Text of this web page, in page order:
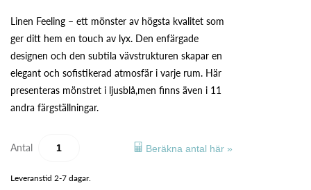
Linen Feeling – ett mönster av högsta kvalitet som
ger ditt hem en touch av lyx. Den enfärgade
designen och den subtila vävstrukturen skapar en
elegant och sofistikerad atmosfär i varje rum. Här
presenteras mönstret i ljusblå,men finns även i 11
andra färgställningar.
Antal Beräkna antal här »
Leveranstid 2-7 dagar.